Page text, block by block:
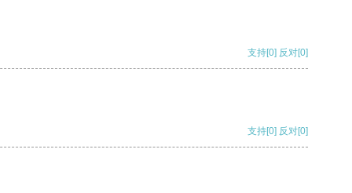
支持[0] 反对[0]
支持[0] 反对[0]